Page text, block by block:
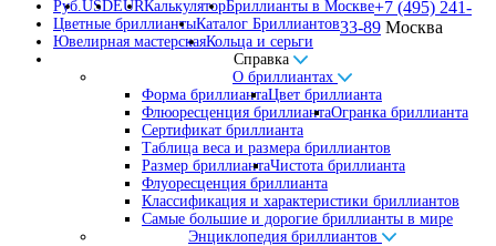
Руб.USDEURКалькуляторБриллианты в Москве
Цветные бриллиантыКаталог Бриллиантов
Ювелирная мастерскаяКольца и серьги
Справка
О бриллиантах
Форма бриллиантаЦвет бриллианта
Флюоресценция бриллиантаОгранка бриллианта
Сертификат бриллианта
Таблица веса и размера бриллиантов
Размер бриллиантаЧистота бриллианта
Флуоресценция бриллианта
Классификация и характеристики бриллиантов
Самые большие и дорогие бриллианты в мире
Энциклопедия бриллиантов
+7 (495) 241-
33-89 Москва